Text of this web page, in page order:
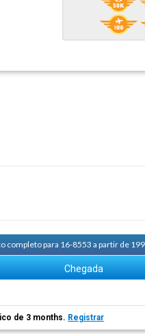
completo para 16-8553 a partir de
Chegada
de 3 months. Registrar